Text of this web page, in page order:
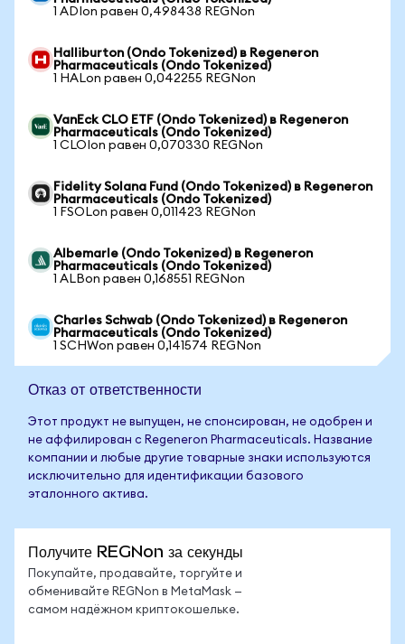
1 ADIon равен 0,498438 REGNon
Halliburton (Ondo Tokenized) в Regeneron
Pharmaceuticals (Ondo Tokenized)
1 HALon равен 0,042255 REGNon
VanEck CLO ETF (Ondo Tokenized) в Regeneron
Pharmaceuticals (Ondo Tokenized)
1 CLOIon равен 0,070330 REGNon
Fidelity Solana Fund (Ondo Tokenized) в Regeneron
Pharmaceuticals (Ondo Tokenized)
1 FSOLon равен 0,011423 REGNon
Albemarle (Ondo Tokenized) в Regeneron
Pharmaceuticals (Ondo Tokenized)
1 ALBon равен 0,168551 REGNon
Charles Schwab (Ondo Tokenized) в Regeneron
Pharmaceuticals (Ondo Tokenized)
1 SCHWon равен 0,141574 REGNon
Отказ от ответственности
Этот продукт не выпущен, не спонсирован, не одобрен и
не аффилирован с Regeneron Pharmaceuticals. Название
компании и любые другие товарные знаки используются
исключительно для идентификации базового
эталонного актива.
Получите REGNon за секунды
Покупайте, продавайте, торгуйте и
обменивайте REGNon в MetaMask —
самом надёжном криптокошельке.